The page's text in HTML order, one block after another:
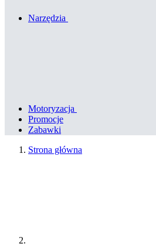
Narzędzia
Motoryzacja
Promocje
Zabawki
Strona główna